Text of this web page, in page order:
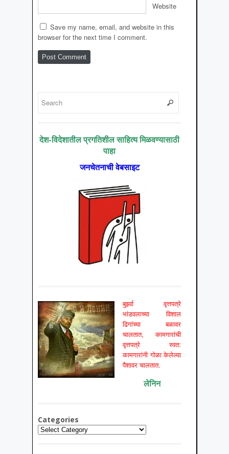
Website
Save my name, email, and website in this
browser for the next time I comment.
देश-विदेशातील प्रगतिशील साहित्य मिळवण्यासाठी
पाहा
जनचेतनाची वेबसाइट
बुर्झ्वा वृत्तपत्रे
भांडवलाच्या विशाल
ढिगांच्या बळावर
चालतात, कामगारांची
वृत्तपत्रे स्वत:
कामगारांनी गोळा केलेल्या
पैशावर चालतात.
लेनिन
Categories
Categories